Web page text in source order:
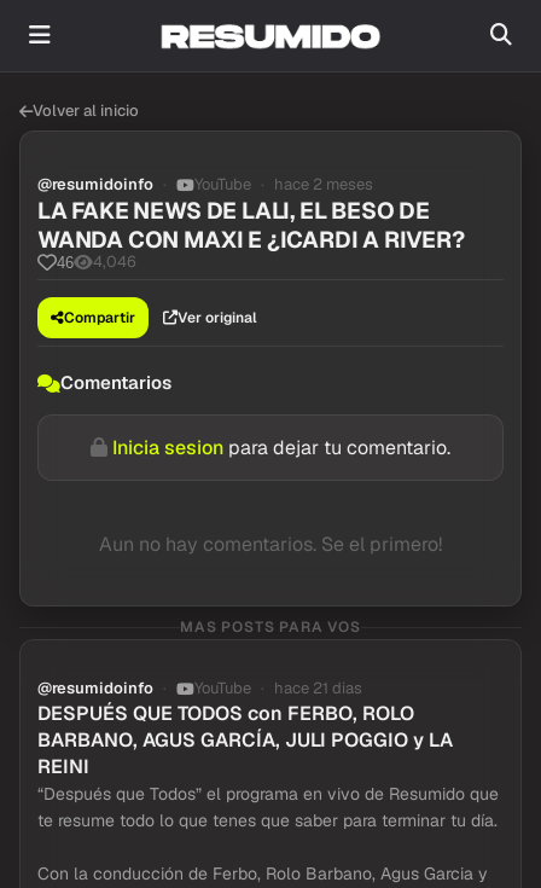
Volver al inicio
@resumidoinfo YouTube hace 2 meses
LA FAKE NEWS DE LALI, EL BESO DE
WANDA CON MAXI E ¿ICARDI A RIVER?
46 4,046
Compartir Ver original
Comentarios
Inicia sesion para dejar tu comentario.
Aun no hay comentarios. Se el primero!
MAS POSTS PARA VOS
@resumidoinfo YouTube hace 21 dias
DESPUÉS QUE TODOS con FERBO, ROLO
BARBANO, AGUS GARCÍA, JULI POGGIO y LA
REINI
“Después que Todos” el programa en vivo de Resumido que
te resume todo lo que tenes que saber para terminar tu día.
Con la conducción de Ferbo, Rolo Barbano, Agus Garcia y